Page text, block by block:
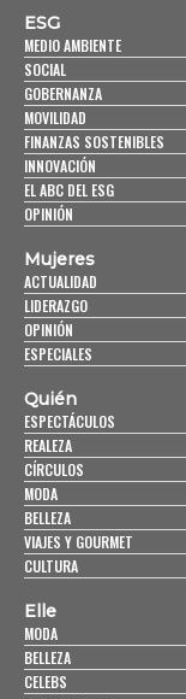
ESG
MEDIO AMBIENTE
SOCIAL
GOBERNANZA
MOVILIDAD
FINANZAS SOSTENIBLES
INNOVACIÓN
EL ABC DEL ESG
OPINIÓN
Mujeres
ACTUALIDAD
LIDERAZGO
OPINIÓN
ESPECIALES
Quién
ESPECTÁCULOS
REALEZA
CÍRCULOS
MODA
BELLEZA
VIAJES Y GOURMET
CULTURA
Elle
MODA
BELLEZA
CELEBS